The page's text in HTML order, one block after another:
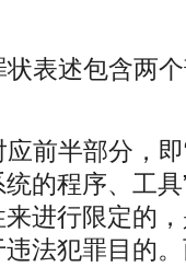
状表述包含两
应前半部分，
的程序、工
来进行限定的
法犯罪目的